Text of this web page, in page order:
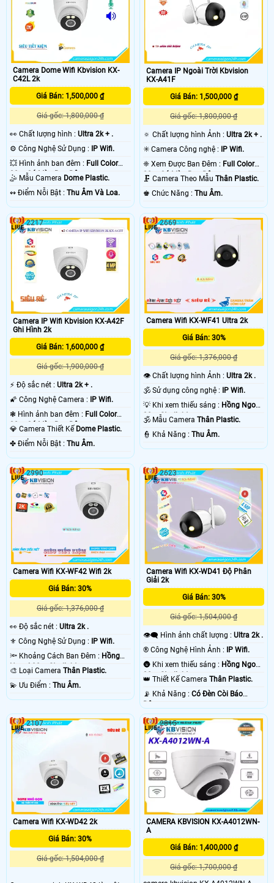
Camera Dome Wifi Kbvision KX-
C42L 2k
Giá Bán: 1,500,000 ₫
Giá gốc: 1,800,000 ₫
️👀 Chất lượng hình : Ultra 2k + .
⚙ Công Nghệ Sử Dụng :
IP Wifi.
💥 Hình ảnh ban đêm : Full Color
30m Có Màu Ban Ðêm.
🤹 Mẫu Camera Dome Plastic.
️↭ Điểm Nỗi Bật : Thu Âm Và Loa.
Camera IP Ngoài Trời Kbvision
KX-A41F
Giá Bán: 1,500,000 ₫
Giá gốc: 1,800,000 ₫
🔅 Chất lượng hình Ảnh :Ultra 2k + .
✳️ Camera Công nghệ : IP Wifi.
❈ Xem Được Ban Đêm : Full Color
30m Có Màu Ban Ðêm.
🗜️ Camera Theo MẫuThân Plastic.
️♚ Chức Năng :Thu Âm.
Camera IP Wifi Kbvision KX-A42F
Ghi Hình 2k
Giá Bán: 1,600,000 ₫
Giá gốc: 1,900,000 ₫
️⚡ Độ sắc nét : Ultra 2k + .
🌠 Công Nghệ Camera :
IP Wifi.
❃ Hình ảnh ban đêm : Full Color
30m Có Màu Ban Ðêm.
💎 Camera Thiết Kế Dome Plastic.
️✤ Điểm Nỗi Bật : Thu Âm.
2217
Camera Wifi KX-WF41 Ultra 2k
Giá Bán: 30%
Giá gốc: 1,376,000 ₫
👁 Chất lượng hình Ảnh :Ultra 2k .
🕉️ Sử dụng công nghệ :
IP Wifi.
💡 Khi xem thiếu sáng : Hồng Ngoại
30m Starlight.
🕉️ Mẫu CameraThân Plastic.
️👮 Khả Năng :Thu Âm.
2669
Camera Wifi KX-WF42 Wifi 2k
Giá Bán: 30%
Giá gốc: 1,376,000 ₫
️👀 Độ sắc nét : Ultra 2k .
⚜️ Công Nghệ Sử Dụng : IP Wifi.
🔦 Khoảng Cách Ban Đêm : Hồng
Ngoại 30m Starlight.
🎨 Loại Camera Thân Plastic.
️💫 Ưu Điểm : Thu Âm.
2990
Camera Wifi KX-WD41 Độ Phân
Giải 2k
Giá Bán: 30%
Giá gốc: 1,504,000 ₫
👁️‍🗨 Hình ảnh chất lượng :Ultra 2k .
®️ Công Nghệ Hình Ảnh : IP Wifi.
🌚 Khi xem thiếu sáng : Hồng Ngoại
30m Starlight.
👑 Thiết Kế CameraThân Plastic.
️📡 Khả Năng :Có Ðèn Còi Báo
Động.
2623
Camera Wifi KX-WD42 2k
Giá Bán: 30%
Giá gốc: 1,504,000 ₫
2107
CAMERA KBVISION KX-A4012WN-
A
Giá Bán: 1,400,000 ₫
Giá gốc: 1,700,000 ₫
2815